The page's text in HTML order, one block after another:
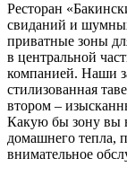
Ресторан
свиданий и
приватные зоны
в центральной
компанией. Наши
стилизованная
втором –
Какую бы зону вы
домашнего тепла,
внимательное